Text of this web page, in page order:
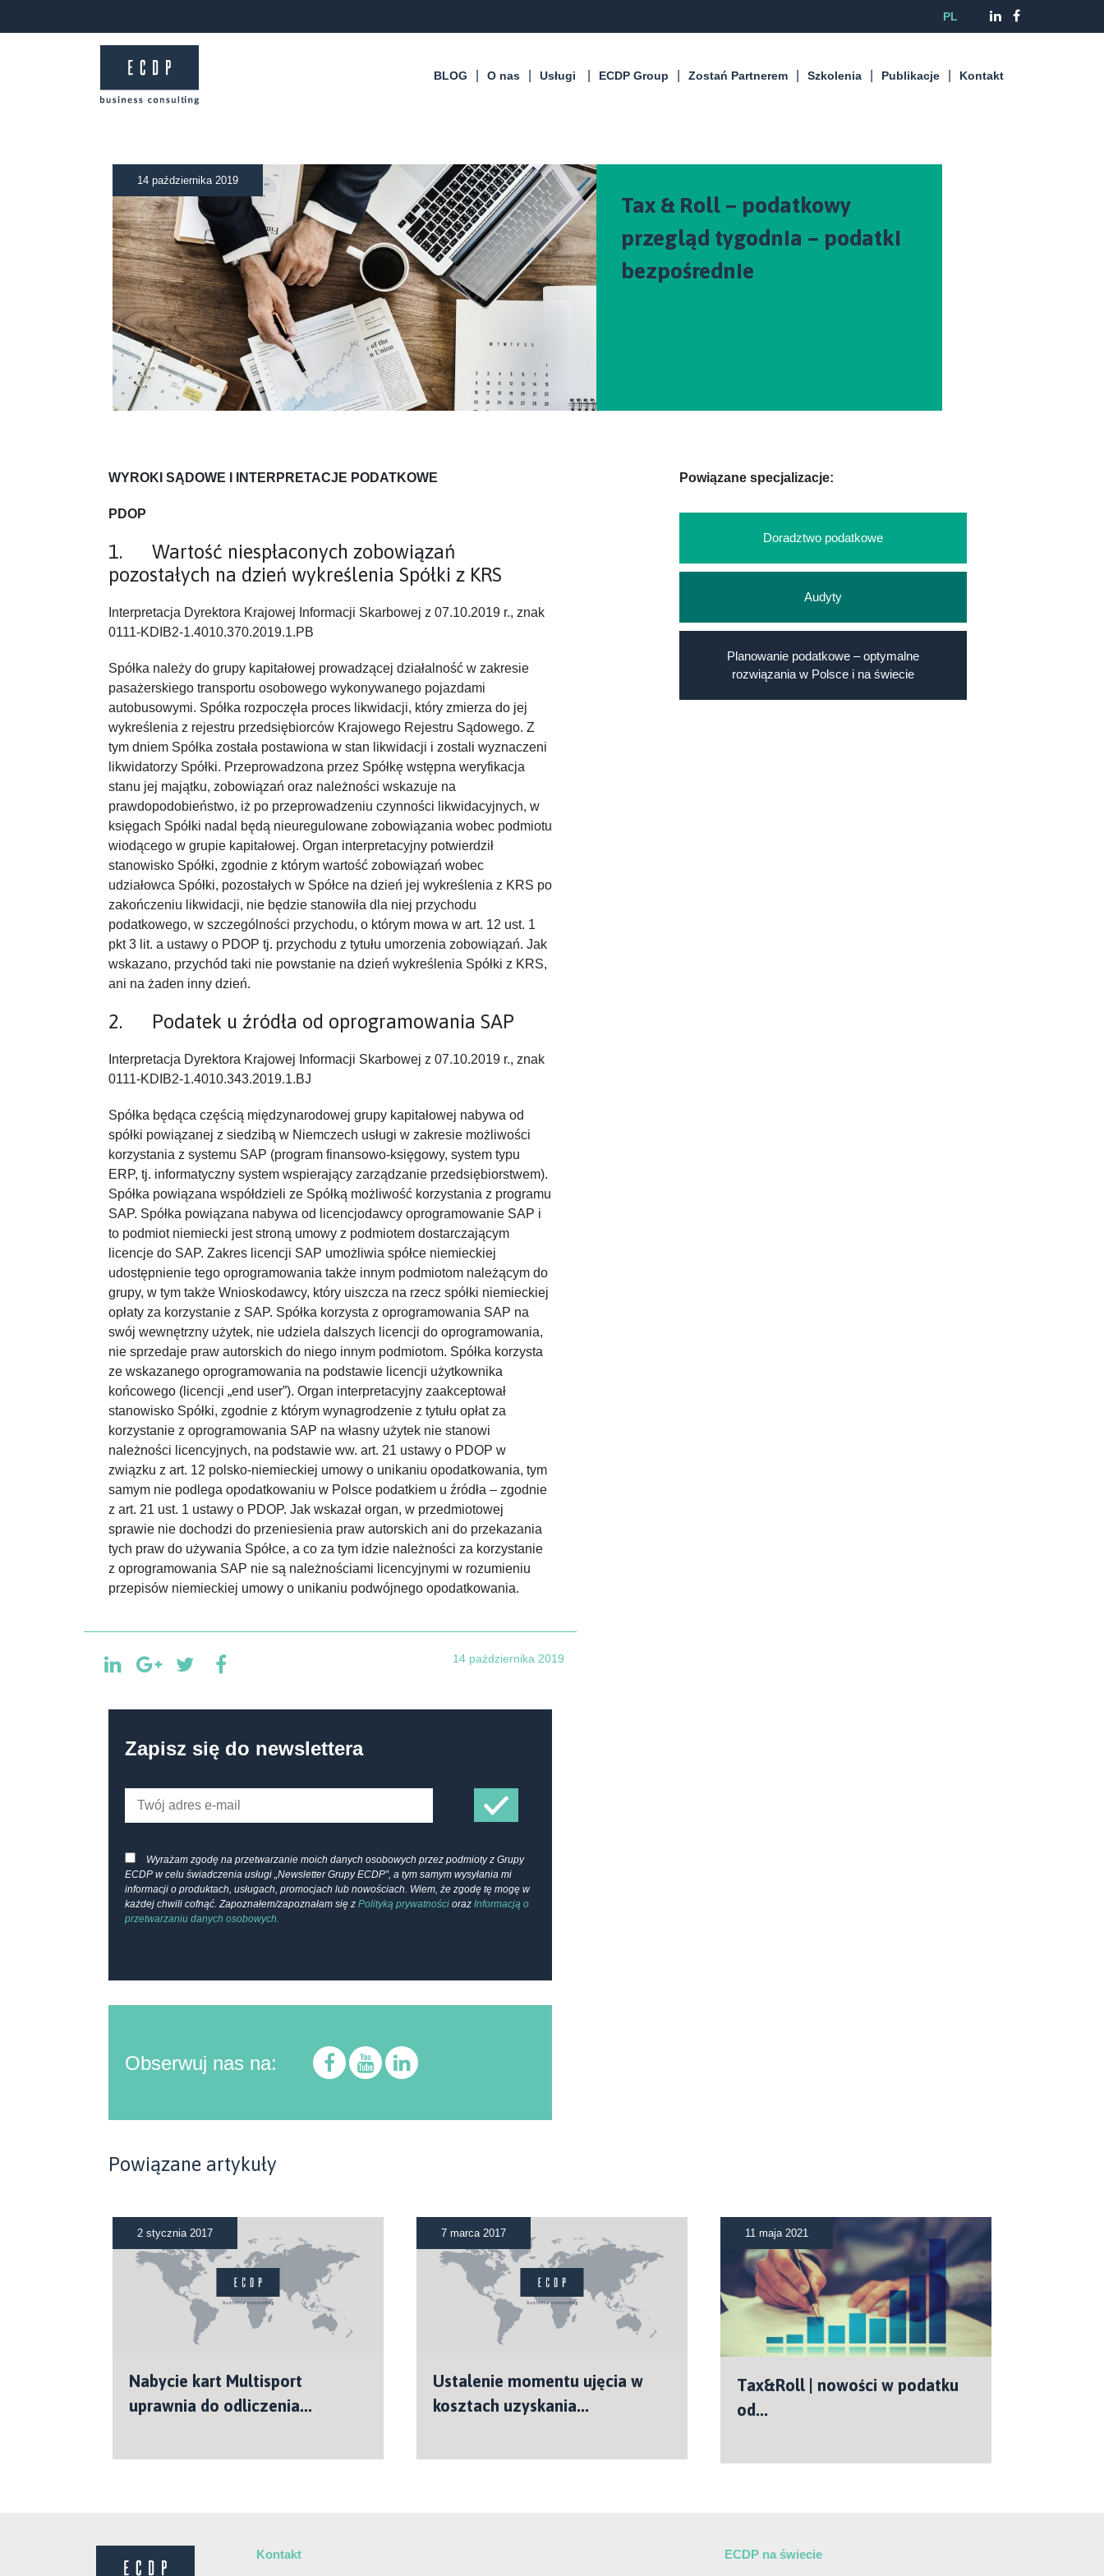
PL
BLOG O nas Usługi ECDP Group Zostań Partnerem Szkolenia Publikacje Kontakt
14 października 2019
Tax & Roll – podatkowy
przegląd tygodnia – podatki
bezpośrednie
WYROKI SĄDOWE I INTERPRETACJE PODATKOWE
PDOP
1. Wartość niespłaconych zobowiązań
pozostałych na dzień wykreślenia Spółki z KRS
Interpretacja Dyrektora Krajowej Informacji Skarbowej z 07.10.2019 r., znak
0111-KDIB2-1.4010.370.2019.1.PB
Spółka należy do grupy kapitałowej prowadzącej działalność w zakresie
pasażerskiego transportu osobowego wykonywanego pojazdami
autobusowymi. Spółka rozpoczęła proces likwidacji, który zmierza do jej
wykreślenia z rejestru przedsiębiorców Krajowego Rejestru Sądowego. Z
tym dniem Spółka została postawiona w stan likwidacji i zostali wyznaczeni
likwidatorzy Spółki. Przeprowadzona przez Spółkę wstępna weryfikacja
stanu jej majątku, zobowiązań oraz należności wskazuje na
prawdopodobieństwo, iż po przeprowadzeniu czynności likwidacyjnych, w
księgach Spółki nadal będą nieuregulowane zobowiązania wobec podmiotu
wiodącego w grupie kapitałowej. Organ interpretacyjny potwierdził
stanowisko Spółki, zgodnie z którym wartość zobowiązań wobec
udziałowca Spółki, pozostałych w Spółce na dzień jej wykreślenia z KRS po
zakończeniu likwidacji, nie będzie stanowiła dla niej przychodu
podatkowego, w szczególności przychodu, o którym mowa w art. 12 ust. 1
pkt 3 lit. a ustawy o PDOP tj. przychodu z tytułu umorzenia zobowiązań. Jak
wskazano, przychód taki nie powstanie na dzień wykreślenia Spółki z KRS,
ani na żaden inny dzień.
2. Podatek u źródła od oprogramowania SAP
Interpretacja Dyrektora Krajowej Informacji Skarbowej z 07.10.2019 r., znak
0111-KDIB2-1.4010.343.2019.1.BJ
Spółka będąca częścią międzynarodowej grupy kapitałowej nabywa od
spółki powiązanej z siedzibą w Niemczech usługi w zakresie możliwości
korzystania z systemu SAP (program finansowo-księgowy, system typu
ERP, tj. informatyczny system wspierający zarządzanie przedsiębiorstwem).
Spółka powiązana współdzieli ze Spółką możliwość korzystania z programu
SAP. Spółka powiązana nabywa od licencjodawcy oprogramowanie SAP i
to podmiot niemiecki jest stroną umowy z podmiotem dostarczającym
licencje do SAP. Zakres licencji SAP umożliwia spółce niemieckiej
udostępnienie tego oprogramowania także innym podmiotom należącym do
grupy, w tym także Wnioskodawcy, który uiszcza na rzecz spółki niemieckiej
opłaty za korzystanie z SAP. Spółka korzysta z oprogramowania SAP na
swój wewnętrzny użytek, nie udziela dalszych licencji do oprogramowania,
nie sprzedaje praw autorskich do niego innym podmiotom. Spółka korzysta
ze wskazanego oprogramowania na podstawie licencji użytkownika
końcowego (licencji „end user”). Organ interpretacyjny zaakceptował
stanowisko Spółki, zgodnie z którym wynagrodzenie z tytułu opłat za
korzystanie z oprogramowania SAP na własny użytek nie stanowi
należności licencyjnych, na podstawie ww. art. 21 ustawy o PDOP w
związku z art. 12 polsko-niemieckiej umowy o unikaniu opodatkowania, tym
samym nie podlega opodatkowaniu w Polsce podatkiem u źródła – zgodnie
z art. 21 ust. 1 ustawy o PDOP. Jak wskazał organ, w przedmiotowej
sprawie nie dochodzi do przeniesienia praw autorskich ani do przekazania
tych praw do używania Spółce, a co za tym idzie należności za korzystanie
z oprogramowania SAP nie są należnościami licencyjnymi w rozumieniu
przepisów niemieckiej umowy o unikaniu podwójnego opodatkowania.
14 października 2019
Zapisz się do newslettera
Wyrażam zgodę na przetwarzanie moich danych osobowych przez podmioty z Grupy
ECDP w celu świadczenia usługi „Newsletter Grupy ECDP”, a tym samym wysyłania mi
informacji o produktach, usługach, promocjach lub nowościach. Wiem, że zgodę tę mogę w
każdej chwili cofnąć. Zapoznałem/zapoznałam się z Polityką prywatności oraz Informacją o
przetwarzaniu danych osobowych.
Obserwuj nas na:
Powiązane specjalizacje:
Doradztwo podatkowe
Audyty
Planowanie podatkowe – optymalne
rozwiązania w Polsce i na świecie
Powiązane artykuły
2 stycznia 2017
Nabycie kart Multisport
uprawnia do odliczenia...
7 marca 2017
Ustalenie momentu ujęcia w
kosztach uzyskania...
11 maja 2021
Tax&Roll | nowości w podatku
od...
Kontakt ECDP na świecie